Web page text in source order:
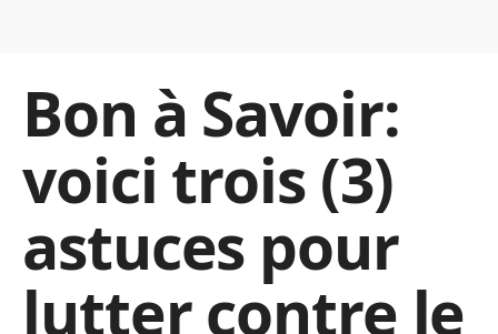
Bon à Savoir:
voici trois (3)
astuces pour
lutter contre le